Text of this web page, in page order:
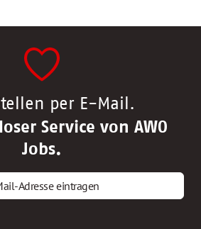
per E-Mail.
Service von AWO
Jobs.
Adresse eintragen